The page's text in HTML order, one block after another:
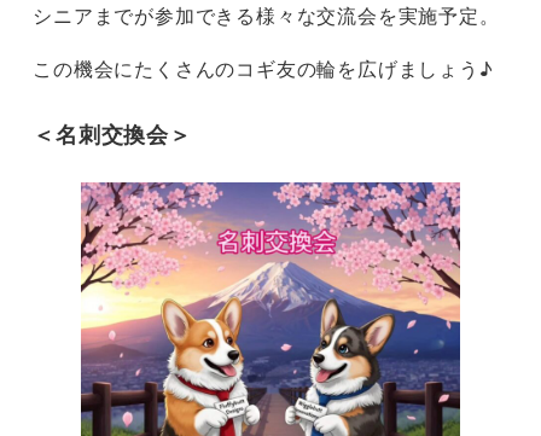
シニアまでが参加できる様々な交流会を実施予定。
この機会にたくさんのコギ友の輪を広げましょう♪
＜名刺交換会＞